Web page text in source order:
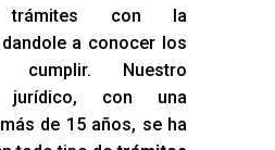
con la
a conocer los
cumplir. Nuestro
jurídico, con una
de 15 años, se ha